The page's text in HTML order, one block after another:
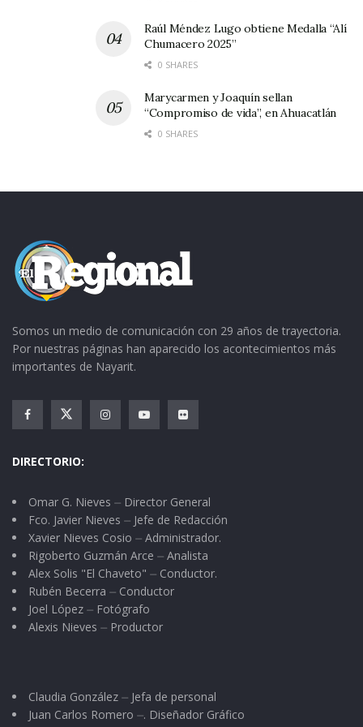
Raúl Méndez Lugo obtiene Medalla “Alí
Chumacero 2025”
0 SHARES
Marycarmen y Joaquín sellan
“Compromiso de vida”, en Ahuacatlán
0 SHARES
Somos un medio de comunicación con 29 años de trayectoria.
Por nuestras páginas han aparecido los acontecimientos más
importantes de Nayarit.
DIRECTORIO:
Omar G. Nieves ⏤ Director General
Fco. Javier Nieves ⏤ Jefe de Redacción
Xavier Nieves Cosio ⏤ Administrador.
Rigoberto Guzmán Arce ⏤ Analista
Alex Solis "El Chaveto" ⏤ Conductor.
Rubén Becerra ⏤ Conductor
Joel López ⏤ Fotógrafo
Alexis Nieves ⏤ Productor
Claudia González ⏤ Jefa de personal
Juan Carlos Romero ⏤. Diseñador Gráfico